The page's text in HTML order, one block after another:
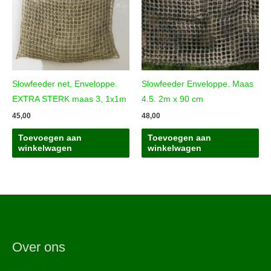
Slowfeeder net, Enveloppe.
EXTRA STERK maas 3, 1x1m
45,00
Toevoegen aan
winkelwagen
Slowfeeder Enveloppe. Maas
4.5. 2m x 90 cm
48,00
Toevoegen aan
winkelwagen
Over ons